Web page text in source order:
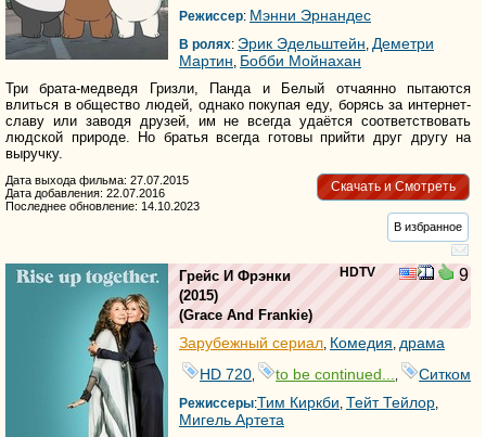
Режиссер: Мэнни Эрнандес
В ролях: Эрик Эдельштейн Деметри
Мартин Бобби Мойнахан
Три брата-медведя Гризли, Панда и Белый отчаянно пытаются
влиться в общество людей, однако покупая еду, борясь за интернет-
славу или заводя друзей, им не всегда удаётся соответствовать
людской природе. Но братья всегда готовы прийти друг другу на
выручку.
Скачать и Смотреть
Дата выхода фильма: 27.07.2015
Дата добавления: 22.07.2016
Последнее обновление: 14.10.2023
В избранное
HDTV 9
Грейс И Фрэнки
(2015)
(Grace And Frankie)
Зарубежный сериал Комедия драма
HD 720
to be continued... Ситком
Режиссеры:Тим Киркби Тейт Тейлор
Мигель Артета